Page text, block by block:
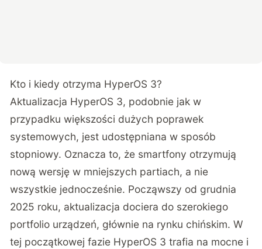
Kto i kiedy otrzyma HyperOS 3?
Aktualizacja HyperOS 3, podobnie jak w
przypadku większości dużych poprawek
systemowych, jest udostępniana w sposób
stopniowy. Oznacza to, że smartfony otrzymują
nową wersję w mniejszych partiach, a nie
wszystkie jednocześnie. Począwszy od grudnia
2025 roku, aktualizacja dociera do szerokiego
portfolio urządzeń, głównie na rynku chińskim. W
tej początkowej fazie HyperOS 3 trafia na mocne i